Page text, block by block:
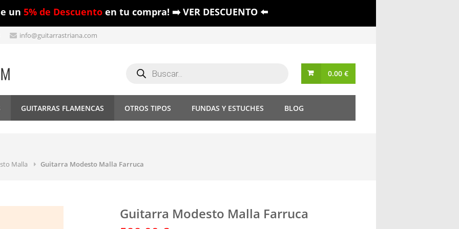
un 5% de Descuento en tu compra! ➡️ VER DESCUENTO ⬅️
info@guitarrastriana.com
0.00 €
Búsqueda
productos
GUITARRAS FLAMENCAS OTROS TIPOS FUNDAS Y ESTUCHES BLOG
Malla Guitarra Modesto Malla Farruca
Guitarra Modesto Malla Farruca